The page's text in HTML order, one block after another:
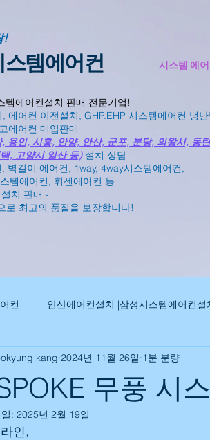
!
템에어컨 시스템 에
템에어컨설치 판매 전문기업!
에어컨 이전설치, GHP.EHP 시스템에어컨 냉
에어컨 매입판매
용인, 시흥, 안양, 안산, 군포, 분당, 의왕시, 동
, 고양시 일산 등)설치 상담
벽걸이 에어컨, 1way, 4way시스템에어컨,
템에어컨, 휘센에어컨 등
치 판매 -
로 최고의 품질을 보장합니다!
컨 안산에어컨설치 |삼성시스템에어컨
성시스템에어컨설치 | 이전설치 판매 시
시스템에어컨설치 | 이전설치 | 에어컨 판매
무풍 시
kang 2024년 11월 26일 1분 분량
: 2025년 2월 19일
인,